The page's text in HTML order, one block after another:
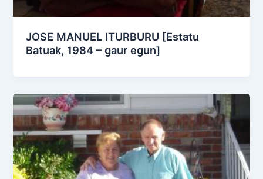
JOSE MANUEL ITURBURU [Estatu
Batuak, 1984 – gaur egun]